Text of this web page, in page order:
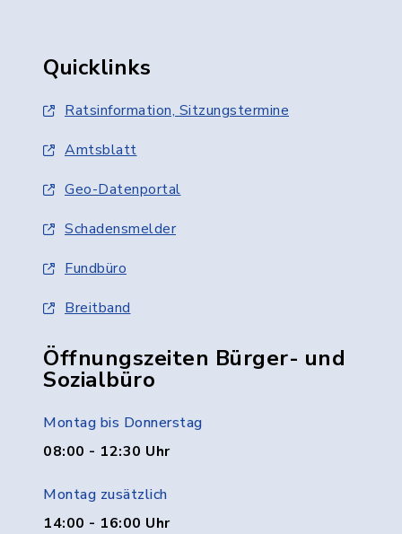
Quicklinks
Ratsinformation, Sitzungstermine
Amtsblatt
Geo-Datenportal
Schadensmelder
Fundbüro
Breitband
Öffnungszeiten Bürger- und
Sozialbüro
Montag bis Donnerstag
08:00 - 12:30 Uhr
Montag zusätzlich
14:00 - 16:00 Uhr